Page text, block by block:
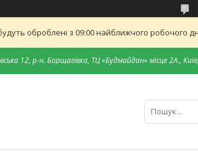
оброблені з 09:00 найближчого робочого
12, р-н. Борщагівка, ТЦ «Будмайдан» місце 2А.,